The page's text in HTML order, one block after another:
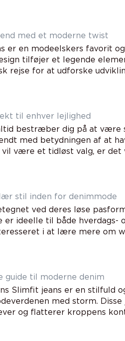
med et moderne twist
er en modeelskers favorit
tilføjer et legende
rejse for at udforske
til enhver lejlighed
bestræber dig på at være
med betydningen af at
være et tidløst valg, er det
stil inden for denimmode
ved deres løse
ideelle til både hverdags-
i at lære mere om
guide til moderne denim
Slimfit jeans er en stilfuld
med storm.
og flatterer kroppens